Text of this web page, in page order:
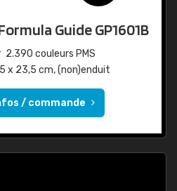
Guide GP1601B
2.390 couleurs PMS
x 23,5 cm, (non)enduit
/ commande